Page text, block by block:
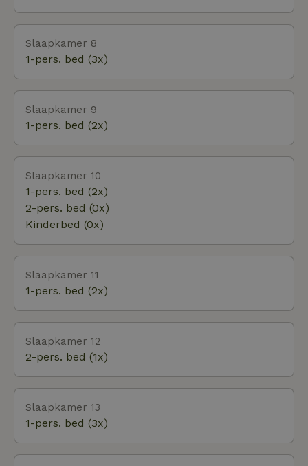
Slaapkamer 8
1-pers. bed (3x)
Slaapkamer 9
1-pers. bed (2x)
Slaapkamer 10
1-pers. bed (2x)
2-pers. bed (0x)
Kinderbed (0x)
Slaapkamer 11
1-pers. bed (2x)
Slaapkamer 12
2-pers. bed (1x)
Slaapkamer 13
1-pers. bed (3x)